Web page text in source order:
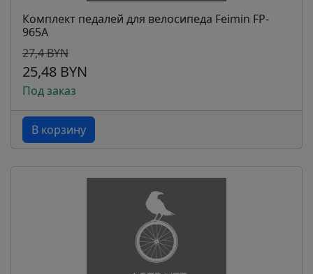
Комплект педалей для велосипеда Feimin FP-
965A
27,4 BYN
25,48 BYN
Под заказ
В корзину